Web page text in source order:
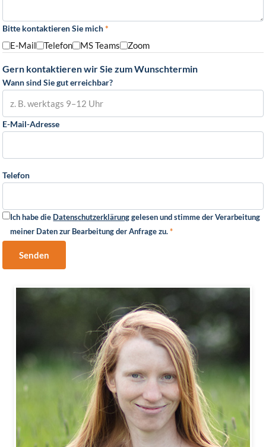
Bitte kontaktieren Sie mich*
E-Mail Telefon MS Teams Zoom
Gern kontaktieren wir Sie zum Wunschtermin
Wann sind Sie gut erreichbar?
E-Mail-Adresse
Telefon
Ich habe die Datenschutzerklärunggelesen und stimme der Verarbeitung
meiner Daten zur Bearbeitung der Anfrage zu.*
Senden